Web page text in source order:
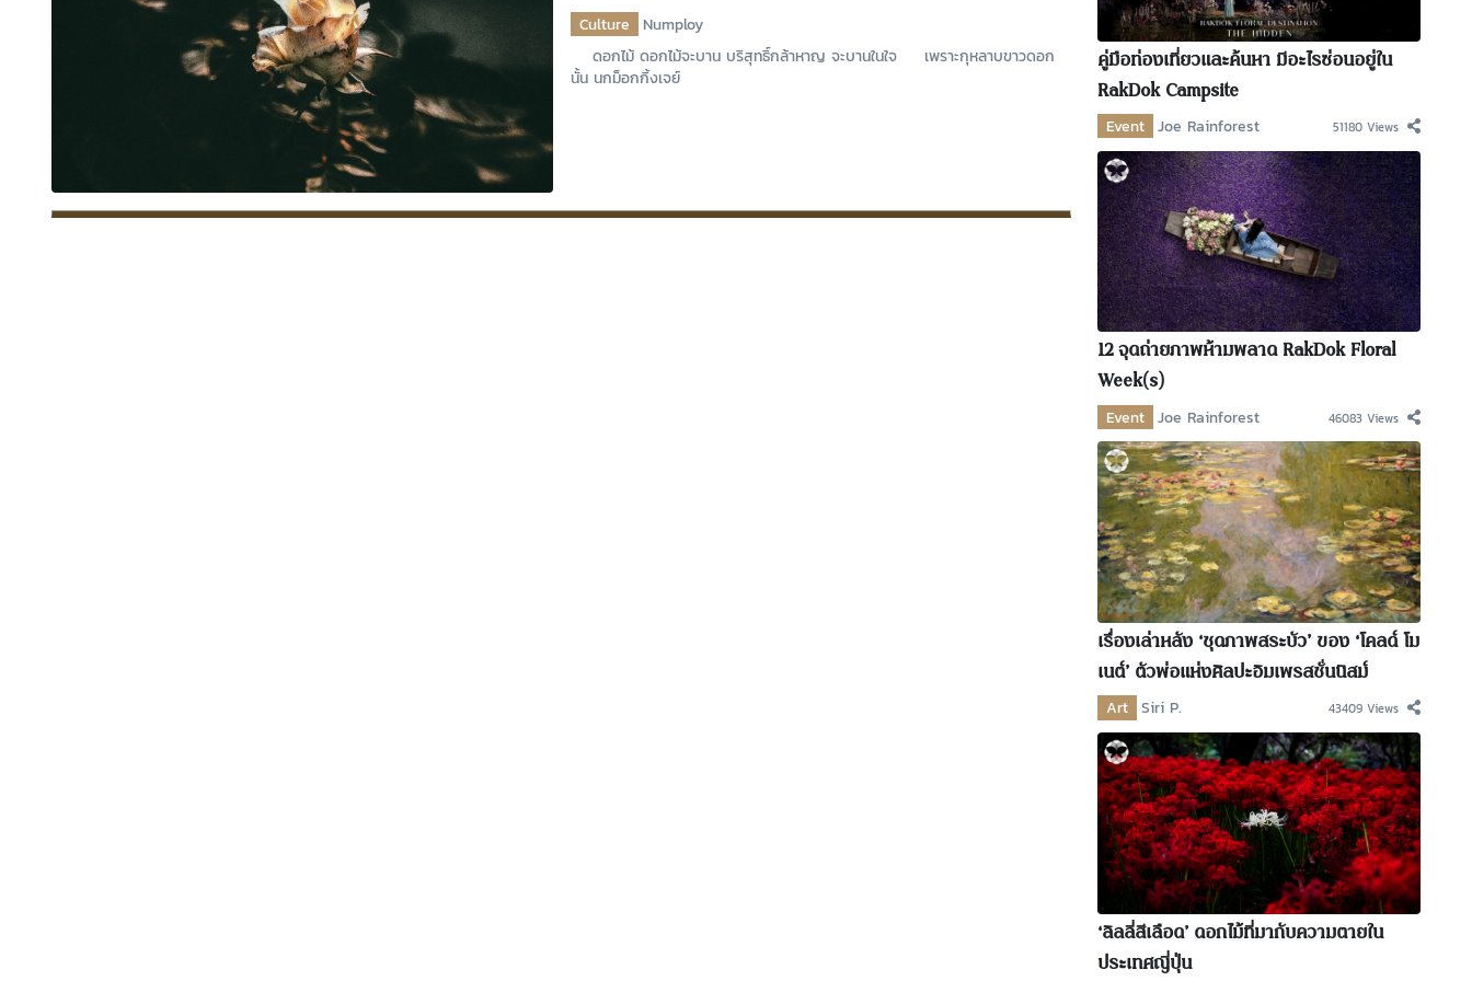
Culture
Numploy
ดอกไม้ ดอกไม้จะบาน บริสุทธิ์กล้าหาญ จะบานในใจ เพราะกุหลาบขาวดอก
นั้น นกม็อกกิ้งเจย์
คู่มือท่องเที่ยวและค้นหา มีอะไรซ่อนอยู่ใน
RakDok Campsite
Event Joe Rainforest 51180 Views
12 จุดถ่ายภาพห้ามพลาด RakDok Floral
Week(s)
Event Joe Rainforest 46083 Views
เรื่องเล่าหลัง ‘ชุดภาพสระบัว’ ของ ‘โคลด์ โม
เนต์’ ตัวพ่อแห่งศิลปะอิมเพรสชั่นนิสม์
Art Siri P. 43409 Views
‘ลิลลี่สีเลือด’ ดอกไม้ที่มากับความตายใน
ประเทศญี่ปุ่น